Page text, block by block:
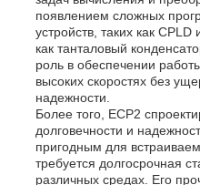
Блок
Система SOC на чипе
IC MPU
появлением сложных
устройств, таких как
как танталовый
роль в обеспечении
высоких скоростях без
надежности.
Более того, ECP2
долговечности и
пригодным для
требуется долгосрочная
различных средах. Его